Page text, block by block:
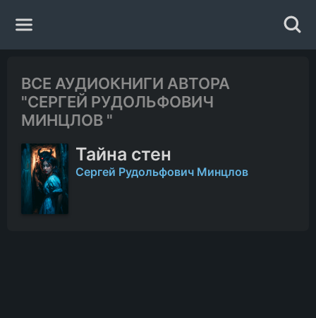
Жанры
Авторы
Исполнители
ВСЕ АУДИОКНИГИ АВТОРА
"СЕРГЕЙ РУДОЛЬФОВИЧ
МИНЦЛОВ "
Тайна стен
Сергей Рудольфович Минцлов